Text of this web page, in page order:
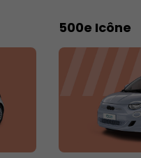
500e Icône